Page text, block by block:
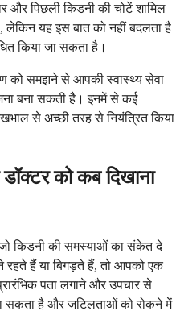
और पिछली किडनी की चोटें शामिल
लेकिन यह इस बात को नहीं बदलता है
किया जा सकता है।
को समझने से आपकी स्वास्थ्य सेवा
बना सकती है। इनमें से कई
से अच्छी तरह से नियंत्रित किया
को कब दिखाना
किडनी की समस्याओं का संकेत दे
हैं या बिगड़ते हैं, तो आपको एक
पता लगाने और उपचार से
सकता है और जटिलताओं को रोकने में